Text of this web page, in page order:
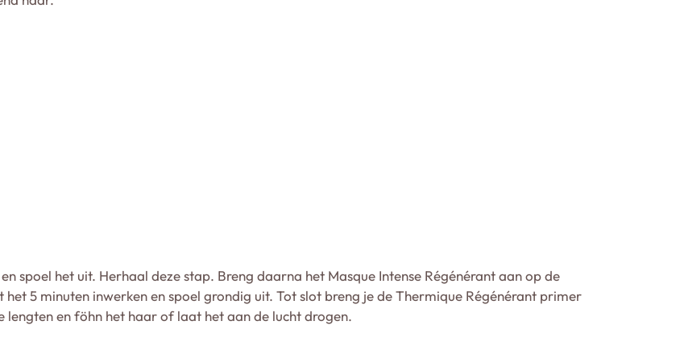
spoel het uit. Herhaal deze stap. Breng daarna het Masque Intense Régénérant aan op de
5 minuten inwerken en spoel grondig uit. Tot slot breng je de Thermique Régénérant primer
en föhn het haar of laat het aan de lucht drogen.